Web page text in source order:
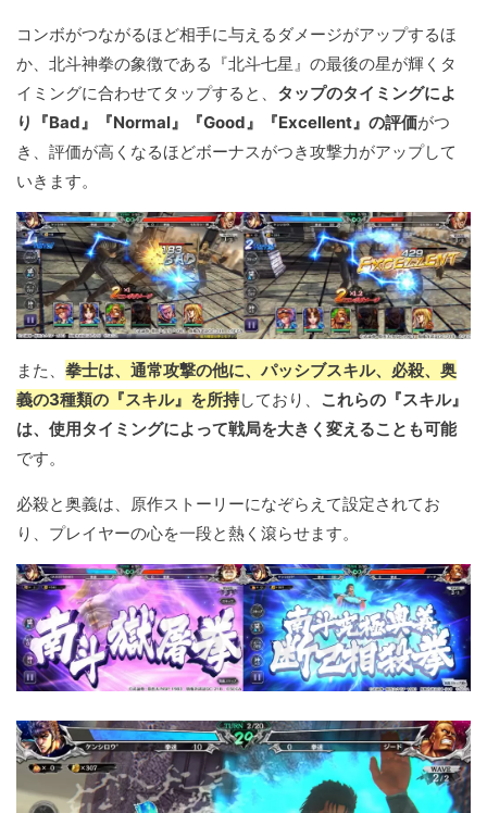
コンボがつながるほど相手に与えるダメージがアップするほ
か、北斗神拳の象徴である『北斗七星』の最後の星が輝くタ
イミングに合わせてタップすると、 タップのタイミングによ
り『Bad』『Normal』『Good』『Excellent』の評価がつ
き、評価が高くなるほどボーナスがつき攻撃力がアップして
いきます。
また、 拳士は、通常攻撃の他に、パッシブスキル、必殺、奥
義の3種類の『スキル』を所持しており、 これらの『スキル』
は、使用タイミングによって戦局を大きく変えることも可能
です。
必殺と奥義は、原作ストーリーになぞらえて設定されてお
り、プレイヤーの心を一段と熱く滾らせます。